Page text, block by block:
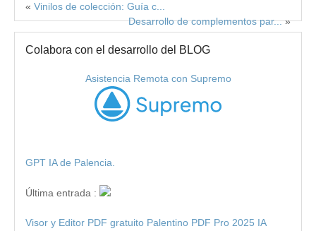
« Vinilos de colección: Guía c...
Desarrollo de complementos par...»
Colabora con el desarrollo del BLOG
Asistencia Remota con Supremo
GPT IA de Palencia.
Última entrada :
Visor y Editor PDF gratuito Palentino PDF Pro 2025 IA